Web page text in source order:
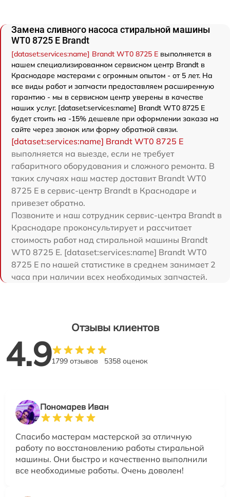
Замена сливного насоса стиральной машины
WT0 8725 E Brandt
[dataset:services:name] Brandt WT0 8725 E выполняется в
нашем специализированном сервисном центр Brandt в
Краснодаре мастерами с огромным опытом - от 5 лет. На
все виды работ и запчасти предоставляем расширенную
гарантию - мы в сервисном центр уверены в качестве
наших услуг. [dataset:services:name] Brandt WT0 8725 E
будет стоить на -15% дешевле при оформлении заказа на
сайте через звонок или форму обратной связи.
[dataset:services:name] Brandt WT0 8725 E
выполняется на выезде, если не требует
габаритного оборудования и сложного ремонта. В
таких случаях наш мастер доставит Brandt WT0
8725 E в сервис-центр Brandt в Краснодаре и
привезет обратно.
Позвоните и наш сотрудник сервис-центра Brandt в
Краснодаре проконсультирует и рассчитает
стоимость работ над стиральной машины Brandt
WT0 8725 E. [dataset:services:name] Brandt WT0
8725 E по нашей статистике в среднем занимает 2
часа при наличии всех необходимых запчастей.
Отзывы клиентов
4.91799 отзывов 5358 оценок
Пономарев Иван
Спасибо мастерам мастерской за отличную
работу по восстановлению работы стиральной
машины. Они быстро и качественно выполнили
все необходимые работы. Очень доволен!